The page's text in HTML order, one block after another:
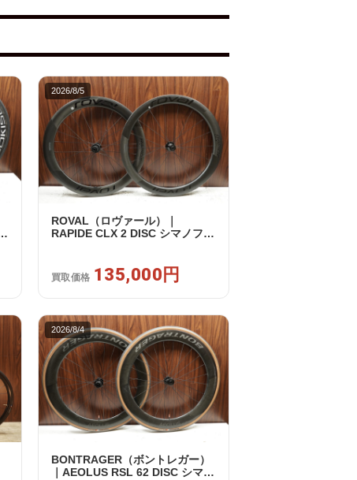
2026/8/5
ROVAL（ロヴァール）｜
RAPIDE CLX 2 DISC シマノフリ
買取価格 135,000円
2026/8/4
BONTRAGER（ボントレガー）
｜AEOLUS RSL 62 DISC シマノ